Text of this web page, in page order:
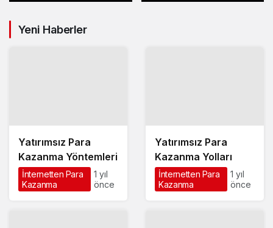
Yeni Haberler
Yatırımsız Para
Kazanma Yöntemleri
İnternetten Para
Kazanma
1 yıl
önce
Yatırımsız Para
Kazanma Yolları
İnternetten Para
Kazanma
1 yıl
önce